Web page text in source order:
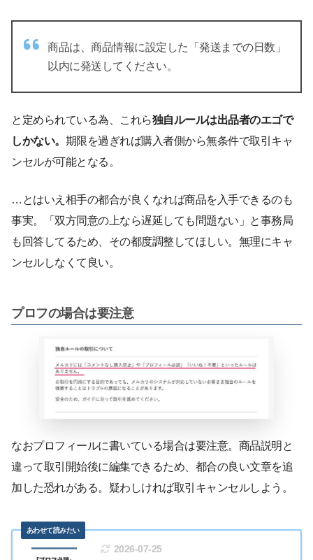
商品は、商品情報に設定した「発送までの日数」
以内に発送してください。
と定められている為、これら独自ルールは出品者のエゴで
しかない。 期限を過ぎれば購入者側から無条件で取引キャ
ンセルが可能となる。
…とはいえ相手の都合が良くなれば商品を入手できるのも
事実。「双方同意の上なら遅延しても問題ない」と事務局
も回答してるため、その都度調整してほしい。無理にキャ
ンセルしなくて良い。
プロフの場合は要注意
なおプロフィールに書いている場合は要注意。商品説明と
違って取引開始後に編集できるため、都合の良い文章を追
加した恐れがある。疑わしければ取引キャンセルしよう。
2026-07-25